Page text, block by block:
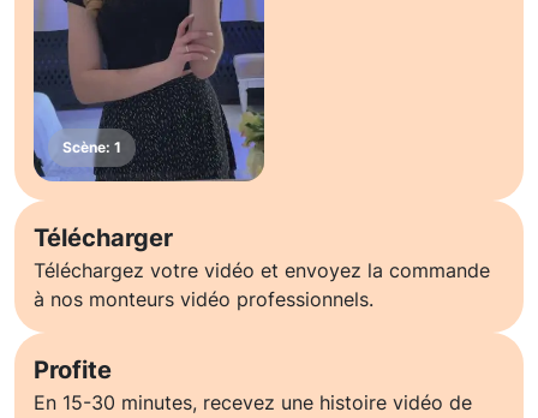
Télécharger
Téléchargez votre vidéo et envoyez la commande
à nos monteurs vidéo professionnels.
Profite
En 15-30 minutes, recevez une histoire vidéo de